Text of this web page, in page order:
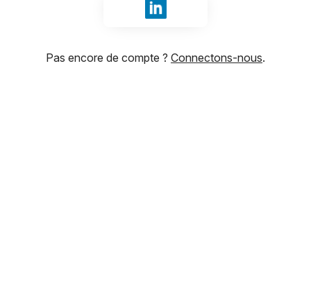
Se connecter avec LinkedIn
Pas encore de compte ? Connectons-nous.